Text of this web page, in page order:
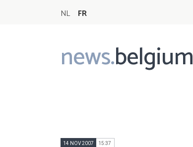
NL FR
news.belgium
Main
navigation
14 NOV 2007 15:37